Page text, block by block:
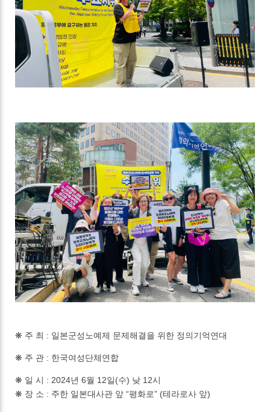
❋ 주 최 : 일본군성노예제 문제해결을 위한 정의기억연대
❋ 주 관 : 한국여성단체연합
❋ 일 시 : 2024년 6월 12일(수) 낮 12시
❋ 장 소 : 주한 일본대사관 앞 “평화로” (테라로사 앞)